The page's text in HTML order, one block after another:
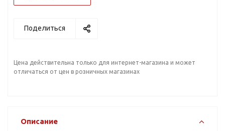
Поделиться
Цена действительна только для интернет-магазина и может
отличаться от цен в розничных магазинах
Описание